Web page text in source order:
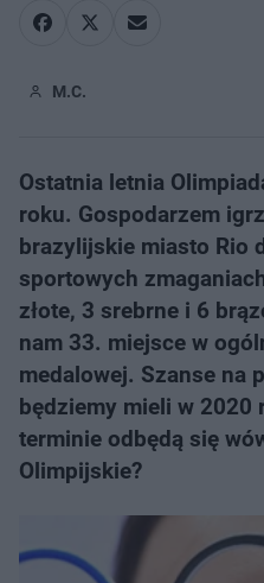
M.C.
Ostatnia letnia
roku. Gospodarzem
brazylijskie miasto Rio
sportowych
złote, 3 srebrne i 6
nam 33. miejsce w
medalowej. Szanse na
będziemy mieli w 2020
terminie odbędą się
Olimpijskie?